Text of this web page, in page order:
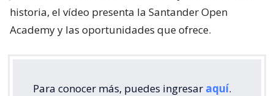
historia, el vídeo presenta la Santander Open
Academy y las oportunidades que ofrece.
Para conocer más, puedes ingresar aquí.